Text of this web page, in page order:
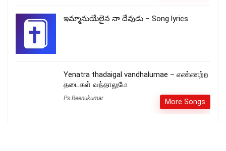
ఇమ్మానుయేలైన నా దేవుడు – Song lyrics
Yenatra thadaigal vandhalumae – எண்ணற்ற
தடைகள் வந்தாலுமே
Ps.Reenukumar More Songs